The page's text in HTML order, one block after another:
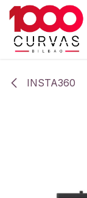
Ir al contenido
INSTA360